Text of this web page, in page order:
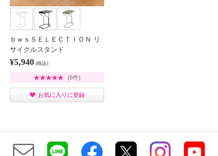
ｂｗｓＳＥＬＥＣＴＩＯＮ リ
サイクルスタンド
¥5,940 (税込)
(6件)
お気に入りに登録